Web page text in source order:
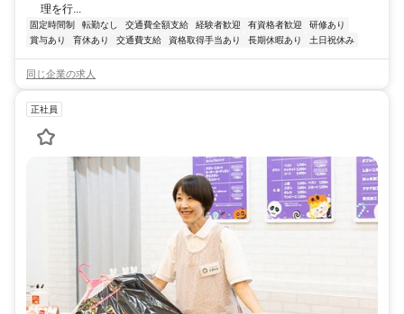
理を行...
固定時間制 転勤なし 交通費全額支給 経験者歓迎 有資格者歓迎
研修あり
賞与あり
育休あり 交通費支給 資格取得手当あり 長期休暇あり 土日祝休み
同じ企業の求人
正社員